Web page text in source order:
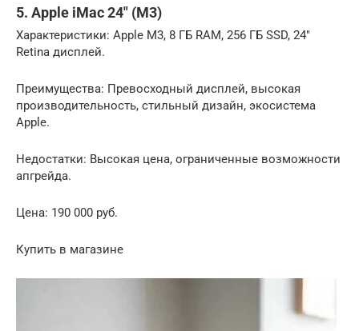
5. Apple iMac 24″ (M3)
Характеристики: Apple M3, 8 ГБ RAM, 256 ГБ SSD, 24″
Retina дисплей.
Преимущества: Превосходный дисплей, высокая
производительность, стильный дизайн, экосистема
Apple.
Недостатки: Высокая цена, ограниченные возможности
апгрейда.
Цена: 190 000 руб.
Купить в магазине